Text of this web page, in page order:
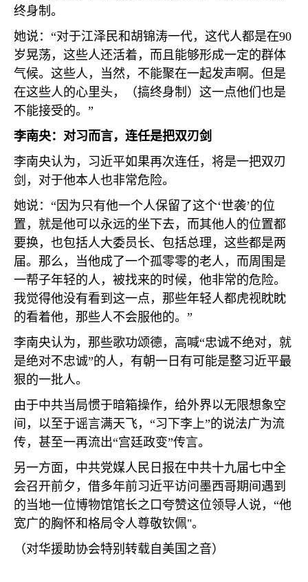
终身制。
她说：“对于江泽民和胡锦涛一代，这代人都是在90
岁晃荡，这些人还活着，而且能够形成一定的群体
气候。这些人，当然，不能聚在一起发声啊。但是
在这些人的心里头，（搞终身制）这一点他们也是
不能接受的。”
李南央：对习而言，连任是把双刃剑
李南央认为，习近平如果再次连任，将是一把双刃
剑，对于他本人也非常危险。
她说：“因为只有他一个人保留了这个‘世袭’的位
置，就是他可以永远的坐下去，而其他人的位置都
要换，也包括人大委员长、包括总理，这些都是两
届。那么，当他成了一个孤零零的老人，而周围是
一帮子年轻的人，被找来的时候，他非常的危险。
我觉得他没有看到这一点，那些年轻人都虎视眈眈
的看着他，那些人不会服他的。”
李南央认为，那些歌功颂德，高喊“忠诚不绝对，就
是绝对不忠诚”的人，有朝一日有可能是整习近平最
狠的一批人。
由于中共当局惯于暗箱操作，给外界以无限想象空
间，以至于谣言满天飞，“习下李上”的说法广为流
传，甚至一再流出“宫廷政变”传言。
另一方面，中共党媒人民日报在中共十九届七中全
会召开前夕，借多年前习近平访问墨西哥期间遇到
的当地一位博物馆馆长之口夸赞这位领导人说，“他
宽广的胸怀和格局令人尊敬钦佩"。
（对华援助协会特别转载自美国之音）